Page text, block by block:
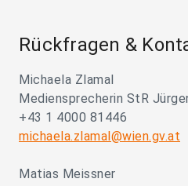
Rückfragen &
Michaela Zlamal
Mediensprecherin StR
+43 1 4000 81446
michaela.zlamal@wien.gv.at
Matias Meissner